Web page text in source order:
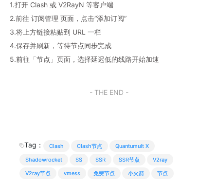
1.打开 Clash 或 V2RayN 等客户端
2.前往 订阅管理 页面，点击“添加订阅”
3.将上方链接粘贴到 URL 一栏
4.保存并刷新，等待节点同步完成
5.前往「节点」页面，选择延迟低的线路开始加速
- THE END -
Tag： Clash Clash节点
Quantumult X
Shadowrocket
SS SSR SSR节点
V2ray
V2ray节点
vmess 免费节点 小火箭 节点